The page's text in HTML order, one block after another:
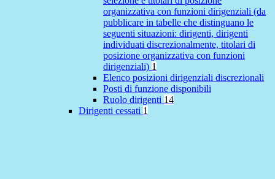
organizzativa con funzioni dirigenziali (da
pubblicare in tabelle che distinguano le
seguenti situazioni: dirigenti, dirigenti
individuati discrezionalmente, titolari di
posizione organizzativa con funzioni
dirigenziali) 1
Elenco posizioni dirigenziali discrezionali
Posti di funzione disponibili
Ruolo dirigenti 14
Dirigenti cessati 1